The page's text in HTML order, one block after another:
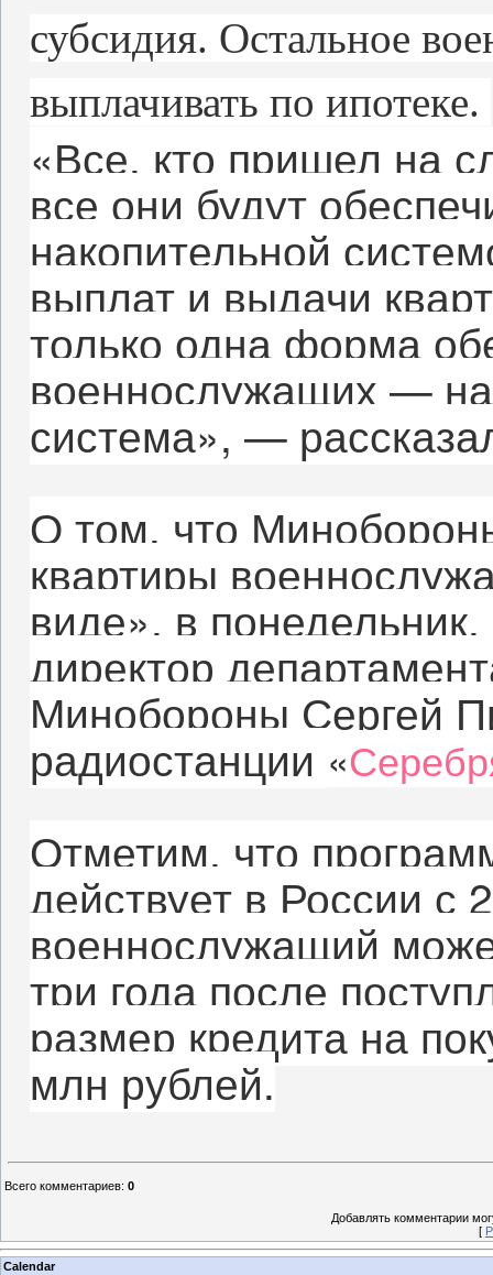
субсидия. Остальное
выплачивать по ипотеке.
«Все, кто пришел на
все они будут
накопительной
выплат и выдачи
только одна форма
военнослужащих —
система», —
О том, что
квартиры
виде», в
директор
Минобороны Сергей
радиостанции «
Отметим, что
действует в России с
военнослужащий
три года после
размер кредита на
млн рублей.
Всего комментариев: 0
Добавлять комментарии
[
Calendar